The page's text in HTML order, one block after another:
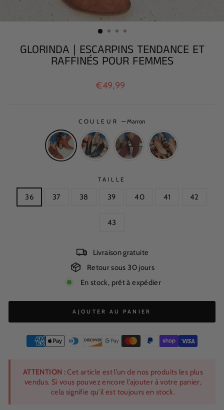
GLORINDA | ESCARPINS TENDANCE ET
RAFFINÉS POUR FEMMES
Prix
€49,99
COULEUR —Marron
TAILLE
36 37 38 39 40 41 42
43
Livraison gratuite
Retour sous 30 jours
En stock, prêt à expédier
AJOUTER AU PANIER
ATTENTION :Cet article est l’un de nos produits les plus
vendus. Si vous pouvez encore l’ajouter à votre panier,
cela signifie qu’il est toujours en stock.